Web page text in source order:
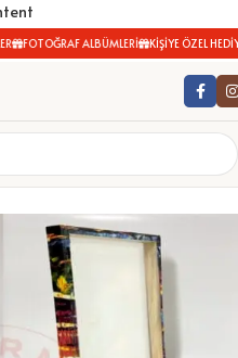
FOTOĞRAF ALBÜMLERİ KİŞİYE ÖZEL